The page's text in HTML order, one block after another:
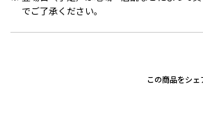
でご了承ください。
この商品をシェ